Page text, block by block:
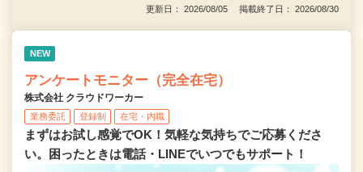
更新日： 2026/08/05 掲載終了日： 2026/08/30
NEW
アンケートモニター（完全在宅）
株式会社 クラウドワーカー
業務委託 登録制 在宅・内職
まずはお試し感覚でOK！気軽な気持ちでご応募くださ
い。困ったときは電話・LINEでいつでもサポート！